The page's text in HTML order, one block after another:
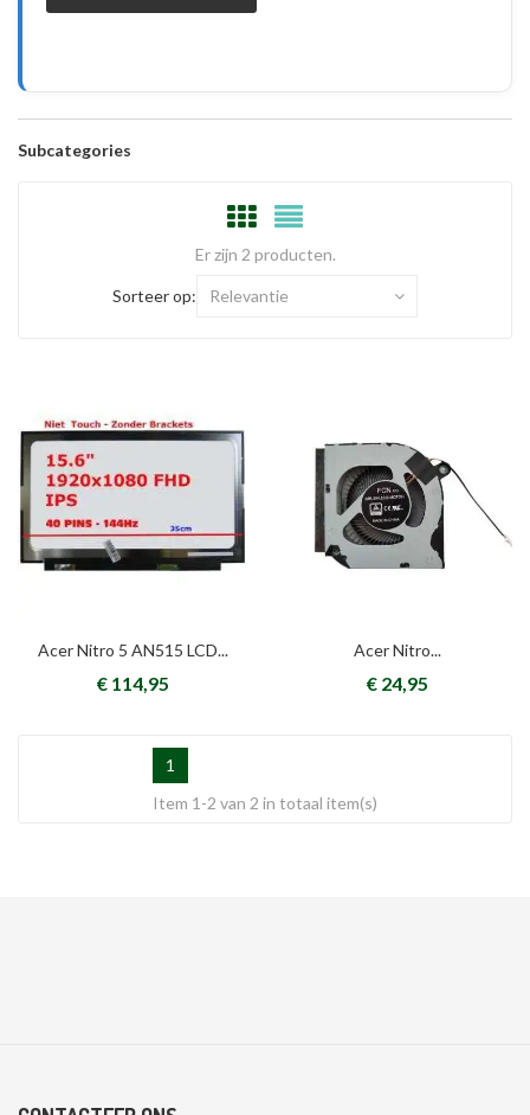
Subcategories
Er zijn 2 producten.
Sorteer op: Relevantie
Acer Nitro 5 AN515 LCD...
€ 114,95
Acer Nitro...
€ 24,95
1
Item 1-2 van 2 in totaal item(s)